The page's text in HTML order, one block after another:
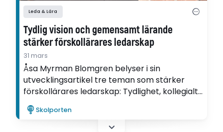
Leda & Lära
Tydlig vision och gemensamt lärande
stärker förskollärares ledarskap
31 mars
Åsa Myrman Blomgren belyser i sin
utvecklingsartikel tre teman som stärker
förskollärares ledarskap: Tydlighet, kollegialt
lärande och ledarens förhållningssätt.
Artikeln har skrivits inom ramen för Ifous
forsknings- och utvecklingsprogram
Skolporten